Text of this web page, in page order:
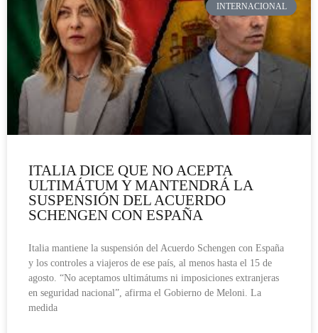
INTERNACIONAL
ITALIA DICE QUE NO ACEPTA
ULTIMÁTUM Y MANTENDRÁ LA
SUSPENSIÓN DEL ACUERDO
SCHENGEN CON ESPAÑA
Italia mantiene la suspensión del Acuerdo Schengen con España
y los controles a viajeros de ese país, al menos hasta el 15 de
agosto. “No aceptamos ultimátums ni imposiciones extranjeras
en seguridad nacional”, afirma el Gobierno de Meloni. La
medida